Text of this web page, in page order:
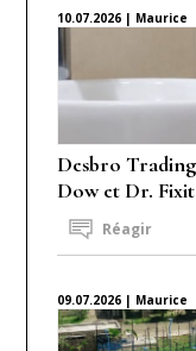
10.07.2026 | Maurice
Desbro
Dow et Dr.
Réagir
09.07.2026 | Maurice